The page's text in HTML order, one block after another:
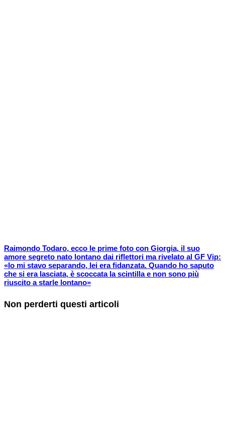
Raimondo Todaro, ecco le prime foto con Giorgia, il suo
amore segreto nato lontano dai riflettori ma rivelato al GF Vip:
«Io mi stavo separando, lei era fidanzata. Quando ho saputo
che si era lasciata, è scoccata la scintilla e non sono più
riuscito a starle lontano»
Non perderti questi articoli